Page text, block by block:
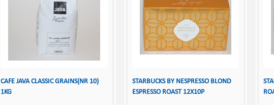
CAFE JAVA CLASSIC GRAINS(NR 10)
1KG
STARBUCKS BY NESPRESSO BLOND
ESPRESSO ROAST 12X10P